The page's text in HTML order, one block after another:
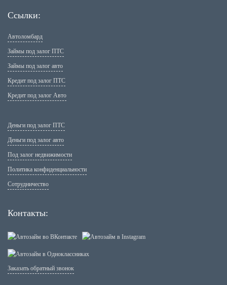
Ссылки:
Автоломбард
Займы под залог ПТС
Займы под залог авто
Кредит под залог ПТС
Кредит под залог Авто
Деньги под залог ПТС
Деньги под залог авто
Под залог недвижимости
Политика конфиденциальности
Сотрудничество
Контакты:
Заказать обратный звонок